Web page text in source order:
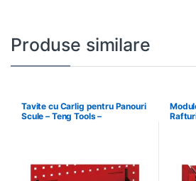
Produse similare
Tavite cu Carlig pentru Panouri
Scule – Teng Tools –